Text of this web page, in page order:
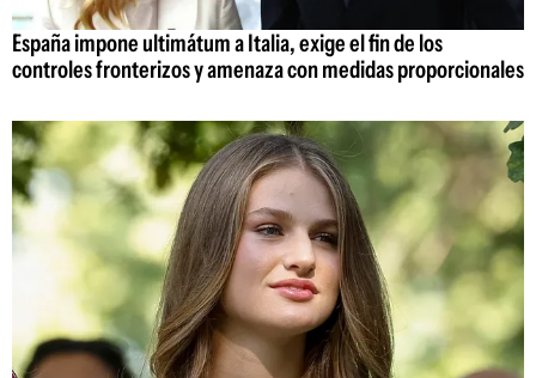
España impone ultimátum a Italia, exige el fin de los
controles fronterizos y amenaza con medidas proporcionales